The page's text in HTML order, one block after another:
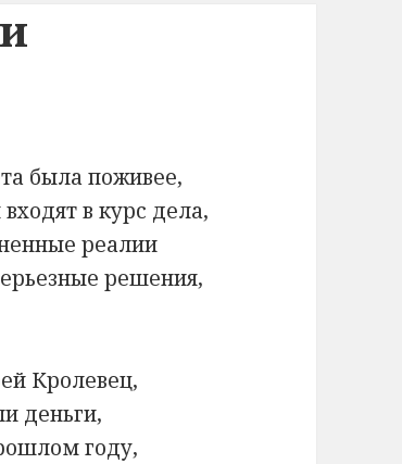
была поживее,
в курс дела,
реалии
решения,
Кролевец,
деньги,
году,